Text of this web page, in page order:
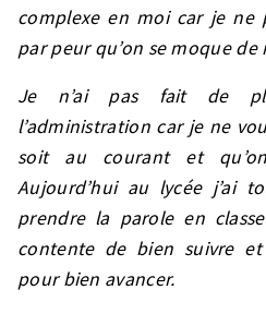
complexe en moi car je ne
par peur qu’on se moque de
Je n’ai pas fait de
l’administration car je ne
soit au courant et
Aujourd’hui au lycée j’ai
prendre la parole en
contente de bien suivre
pour bien avancer.